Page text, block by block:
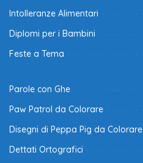
Intolleranze Alimentari
Diplomi per i Bambini
Feste a Tema
Parole con Ghe
Paw Patrol da Colorare
Disegni di Peppa Pig da Colorare
Dettati Ortografici